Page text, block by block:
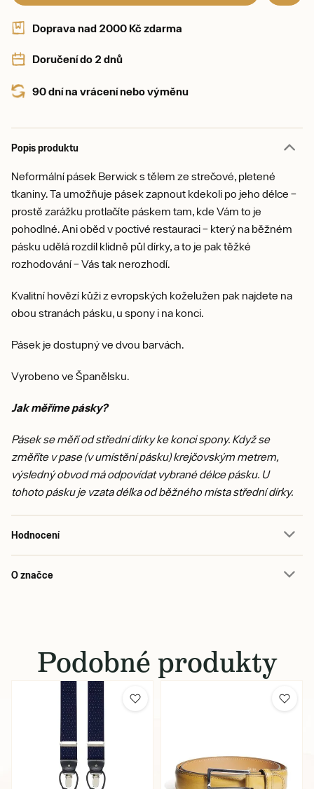
Doprava nad 2000 Kč zdarma
Doručení do 2 dnů
90 dní na vrácení nebo výměnu
Popis produktu
Neformální pásek Berwick s tělem ze strečové, pletené
tkaniny. Ta umožňuje pásek zapnout kdekoli po jeho délce –
prostě zarážku protlačíte páskem tam, kde Vám to je
pohodlné. Ani oběd v poctivé restauraci – který na běžném
pásku udělá rozdíl klidně půl dírky, a to je pak těžké
rozhodování – Vás tak nerozhodí.
Kvalitní hovězí kůži z evropských koželužen pak najdete na
obou stranách pásku, u spony i na konci.
Pásek je dostupný ve dvou barvách.
Vyrobeno ve Španělsku.
Jak měříme pásky?
Pásek se měří od střední dírky ke konci spony. Když se
změříte v pase (v umístění pásku) krejčovským metrem,
výsledný obvod má odpovídat vybrané délce pásku. U
tohoto pásku je vzata délka od běžného místa střední dírky.
Hodnocení
O značce
Podobné produkty